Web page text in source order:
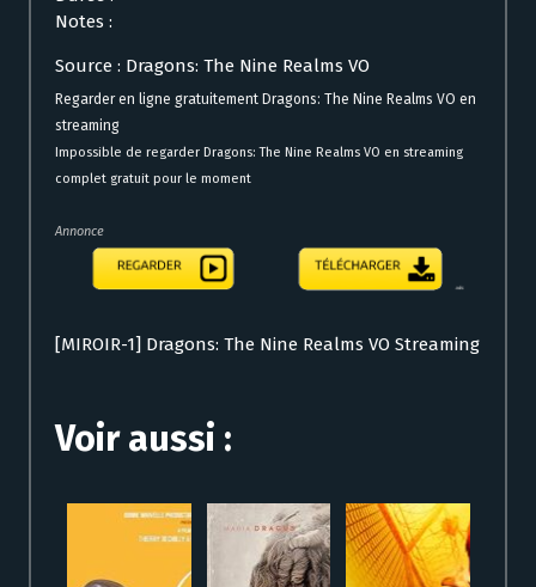
Notes :
Source : Dragons: The Nine Realms VO
Regarder en ligne gratuitement Dragons: The Nine Realms VO en
streaming
Impossible de regarder Dragons: The Nine Realms VO en streaming
complet gratuit pour le moment
Annonce
[MIROIR-1] Dragons: The Nine Realms VO Streaming
Voir aussi :